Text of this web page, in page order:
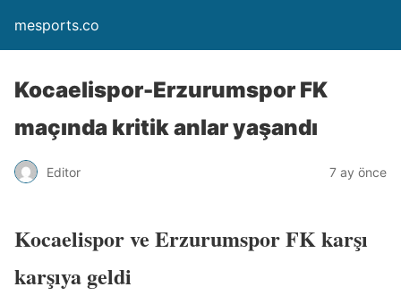
mesports.co
Kocaelispor-Erzurumspor FK
maçında kritik anlar yaşandı
Editor 7 ay önce
Kocaelispor ve Erzurumspor FK karşı
karşıya geldi